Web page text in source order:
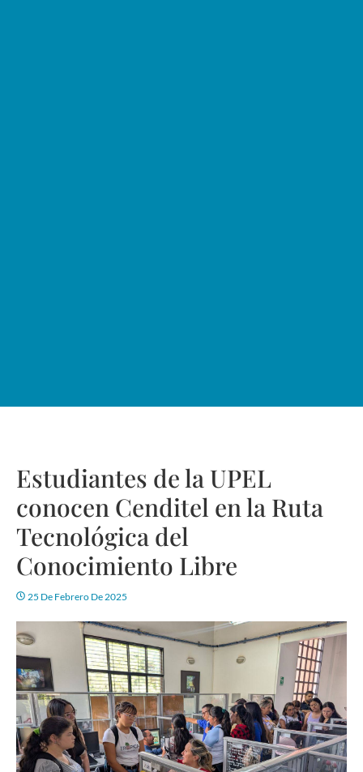
Estudiantes de la UPEL
conocen Cenditel en la Ruta
Tecnológica del
Conocimiento Libre
25 De Febrero De 2025